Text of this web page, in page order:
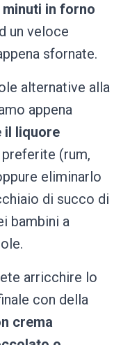
minuti in forno
un veloce
sfornate.
alternative alla
appena
il liquore
(rum,
eliminarlo
di succo di
bambini a
arricchire lo
con della
crema